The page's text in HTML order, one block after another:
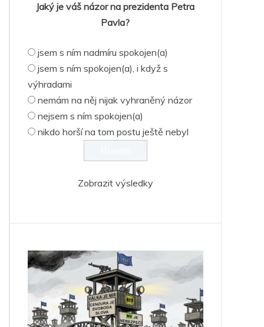
Jaký je váš názor na prezidenta Petra
Pavla?
jsem s ním nadmíru spokojen(a)
jsem s ním spokojen(a), i když s
výhradami
nemám na něj nijak vyhraněný názor
nejsem s ním spokojen(a)
nikdo horší na tom postu ještě nebyl
Zobrazit výsledky